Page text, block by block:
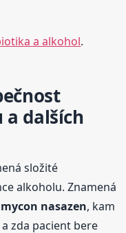
a alkohol.
a dalších
složité
alkoholu. Znamená
nasazen, kam
zda pacient bere